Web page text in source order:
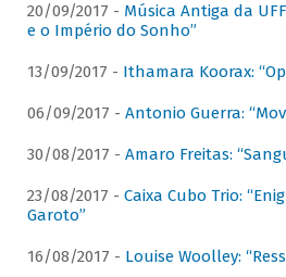
20/09/2017 - Música Antiga da
e o Império do Sonho”
13/09/2017 - Ithamara Koorax:
06/09/2017 - Antonio Guerra:
30/08/2017 - Amaro Freitas:
23/08/2017 - Caixa Cubo Trio:
Garoto”
16/08/2017 - Louise Woolley: